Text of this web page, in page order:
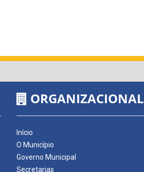
ORGANIZACIONAL
Início
O Município
Governo Municipal
Secretarias